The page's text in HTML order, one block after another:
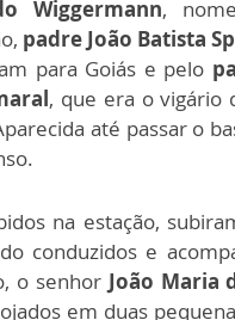
Wiggermann,
padre João Batista
para Goiás e pelo
, que era o vigário
até passar o
na estação,
conduzidos e
o senhor João Maria
em duas